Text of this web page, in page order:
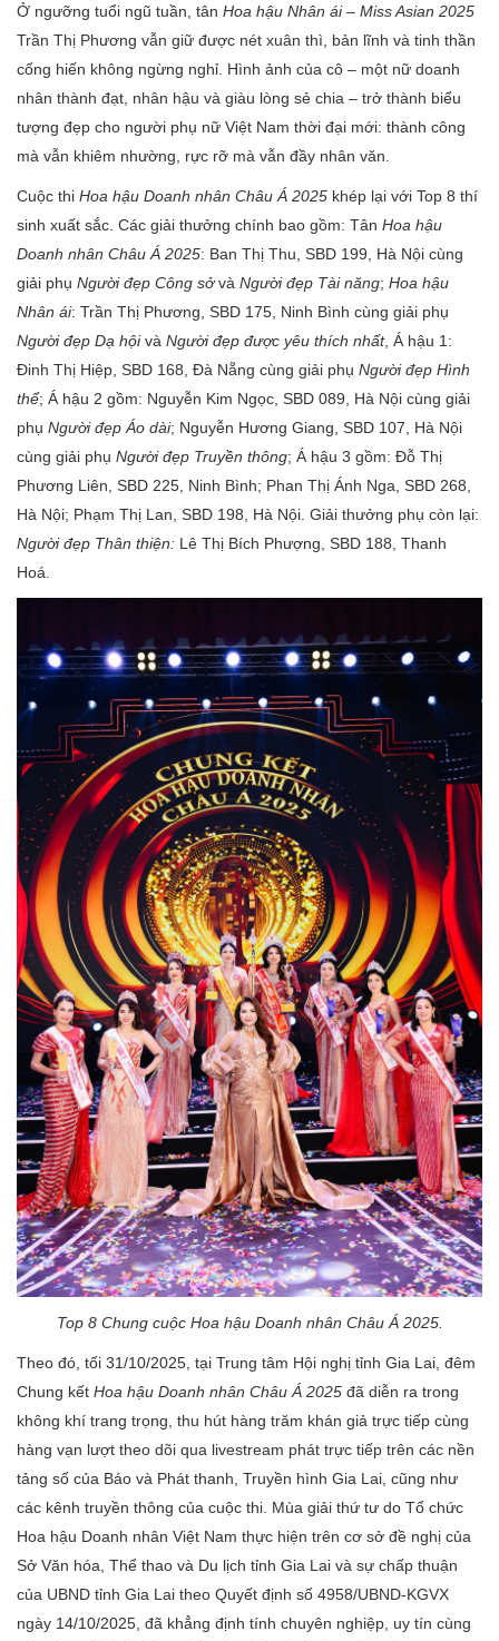
Ở ngưỡng tuổi ngũ tuần, tân Hoa hậu Nhân ái – Miss Asian 2025
Trần Thị Phương vẫn giữ được nét xuân thì, bản lĩnh và tinh thần
cống hiến không ngừng nghỉ. Hình ảnh của cô – một nữ doanh
nhân thành đạt, nhân hậu và giàu lòng sẻ chia – trở thành biểu
tượng đẹp cho người phụ nữ Việt Nam thời đại mới: thành công
mà vẫn khiêm nhường, rực rỡ mà vẫn đầy nhân văn.
Cuộc thi Hoa hậu Doanh nhân Châu Á 2025 khép lại với Top 8 thí
sinh xuất sắc. Các giải thưởng chính bao gồm: Tân Hoa hậu
Doanh nhân Châu Á 2025: Ban Thị Thu, SBD 199, Hà Nội cùng
giải phụ Người đẹp Công sởvà Người đẹp Tài năng; Hoa hậu
Nhân ái: Trần Thị Phương, SBD 175, Ninh Bình cùng giải phụ
Người đẹp Dạ hộivà Người đẹp được yêu thích nhất, Á hậu 1:
Đinh Thị Hiệp, SBD 168, Đà Nẵng cùng giải phụ Người đẹp Hình
thể; Á hậu 2 gồm: Nguyễn Kim Ngọc, SBD 089, Hà Nội cùng giải
phụ Người đẹp Áo dài; Nguyễn Hương Giang, SBD 107, Hà Nội
cùng giải phụ Người đẹp Truyền thông; Á hậu 3 gồm: Đỗ Thị
Phương Liên, SBD 225, Ninh Bình; Phan Thị Ánh Nga, SBD 268,
Hà Nội; Phạm Thị Lan, SBD 198, Hà Nội. Giải thưởng phụ còn lại:
Người đẹp Thân thiện: Lê Thị Bích Phượng, SBD 188, Thanh
Hoá.
Top 8 Chung cuộc Hoa hậu Doanh nhân Châu Á 2025.
Theo đó, tối 31/10/2025, tại Trung tâm Hội nghị tỉnh Gia Lai, đêm
Chung kết Hoa hậu Doanh nhân Châu Á 2025 đã diễn ra trong
không khí trang trọng, thu hút hàng trăm khán giả trực tiếp cùng
hàng vạn lượt theo dõi qua livestream phát trực tiếp trên các nền
tảng số của Báo và Phát thanh, Truyền hình Gia Lai, cũng như
các kênh truyền thông của cuộc thi. Mùa giải thứ tư do Tổ chức
Hoa hậu Doanh nhân Việt Nam thực hiện trên cơ sở đề nghị của
Sở Văn hóa, Thể thao và Du lịch tỉnh Gia Lai và sự chấp thuận
của UBND tỉnh Gia Lai theo Quyết định số 4958/UBND-KGVX
ngày 14/10/2025, đã khẳng định tính chuyên nghiệp, uy tín cùng